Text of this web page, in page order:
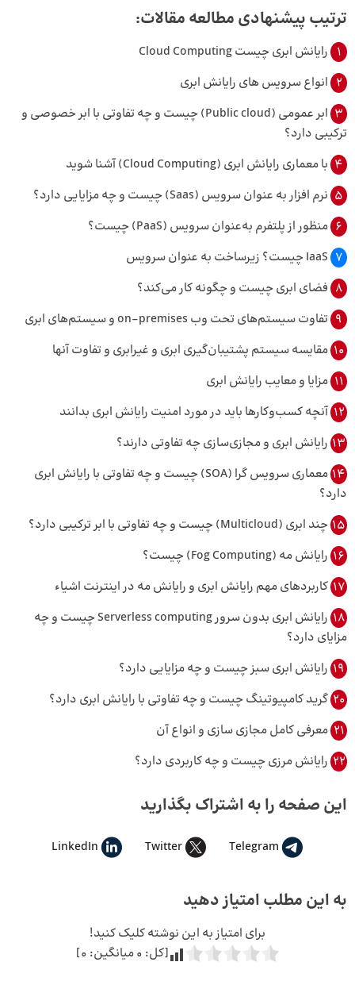
ترتیب پیشنهادی مطالعه مقالات:
1 رایانش ابری چیست Cloud Computing
2 انواع سرویس‌ های رایانش ابری
3
ابر عمومی (Public cloud) چیست و چه تفاوتی با ابر خصوصی و
ترکیبی دارد؟
4 با معماری رایانش ابری (Cloud Computing) آشنا شوید
5 نرم افزار به عنوان سرویس (Saas) چیست و چه مزایایی دارد؟
6 منظور از پلتفرم به‌عنوان سرویس (PaaS) چیست؟
7
8 فضای ابری چیست و چگونه کار می‌کند؟
9 تفاوت سیستم‌های تحت وب on-premises و سیستم‌های ابری
10 مقایسه سیستم پشتیبان‌گیری ابری و غیرابری و تفاوت‌ آنها
11 مزایا و معایب رایانش ابری
12 آنچه کسب‌وکارها باید در مورد امنیت رایانش ابری بدانند
13 رایانش ابری و مجازی‌سازی چه تفاوتی دارند؟
14
معماری سرویس گرا (SOA) چیست و چه تفاوتی با رایانش ابری
دارد؟
15 چند ابری (Multicloud) چیست و چه تفاوتی با ابر ترکیبی دارد؟
16 رایانش مه (Fog Computing) چیست؟
17 کاربردهای مهم رایانش ابری و رایانش مه در اینترنت اشیاء
18
رایانش ابری بدون سرور Serverless computing چیست و چه
مزایای دارد؟
19 رایانش ابری سبز چیست و چه مزایایی دارد؟
20 گرید کامپیوتینگ چیست و چه تفاوتی با رایانش ابری دارد؟
21 معرفی کامل مجازی سازی و انواع آن
22 رایانش مرزی چیست و چه کاربردی دارد؟
این صفحه را به اشتراک بگذارید
Telegram
Twitter
LinkedIn
به این مطلب امتیاز دهید
برای امتیاز به این نوشته کلیک کنید!
[کل: 0میانگین: 0
]